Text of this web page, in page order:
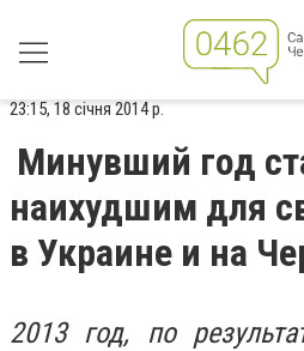
23:15, 18 січня 2014 р.
Минувший год
наихудшим для
в Украине и на
2013 год, по